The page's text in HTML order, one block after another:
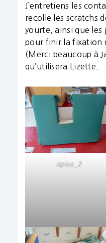
J’entretiens les
recolle les scratchs
yourte, ainsi que
pour finir la fixation
(Merci beaucoup à
qu’utilisera Lizette.
oplus_2